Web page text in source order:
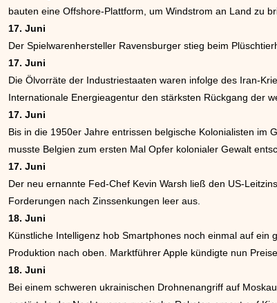
bauten eine Offshore-Plattform, um Windstrom an Land zu
17. Juni
Der Spielwarenhersteller Ravensburger stieg beim
17. Juni
Die Ölvorräte der Industriestaaten waren infolge des Iran-
Internationale Energieagentur den stärksten Rückgang der
17. Juni
Bis in die 1950er Jahre entrissen belgische Kolonialisten im
musste Belgien zum ersten Mal Opfer kolonialer Gewalt
17. Juni
Der neu ernannte Fed-Chef Kevin Warsh ließ den US-
Forderungen nach Zinssenkungen leer aus.
18. Juni
Künstliche Intelligenz hob Smartphones noch einmal auf
Produktion nach oben. Marktführer Apple kündigte nun
18. Juni
Bei einem schweren ukrainischen Drohnenangriff auf